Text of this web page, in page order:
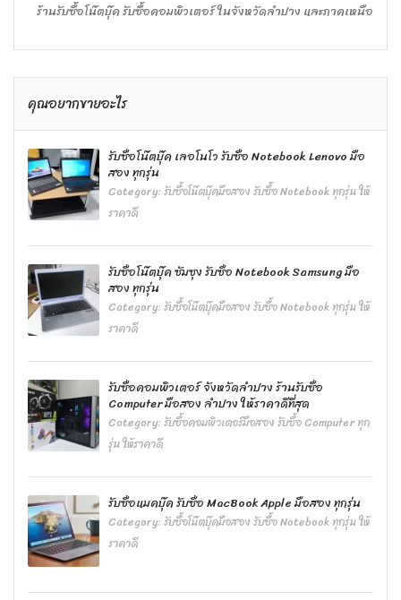
ร้านรับซื้อโน๊ตบุ๊ค รับซื้อคอมพิวเตอร์ ในจังหวัดลำปาง และภาคเหนือ
คุณอยากขายอะไร
รับซื้อโน๊ตบุ๊ค เลอโนโว รับซื้อ Notebook Lenovo มือ
สอง ทุกรุ่น
Category:รับซื้อโน๊ตบุ๊คมือสอง รับซื้อ Notebook ทุกรุ่น ให้
ราคาดี
รับซื้อโน๊ตบุ๊ค ซัมซุง รับซื้อ Notebook Samsung มือ
สอง ทุกรุ่น
Category:รับซื้อโน๊ตบุ๊คมือสอง รับซื้อ Notebook ทุกรุ่น ให้
ราคาดี
รับซื้อคอมพิวเตอร์ จังหวัดลำปาง ร้านรับซื้อ
Computer มือสอง ลำปาง ให้ราคาดีที่สุด
Category:รับซื้อคอมพิวเตอร์มือสอง รับซื้อ Computer ทุก
รุ่น ให้ราคาดี
รับซื้อแมคบุ๊ค รับซื้อ MacBook Apple มือสอง ทุกรุ่น
Category:รับซื้อโน๊ตบุ๊คมือสอง รับซื้อ Notebook ทุกรุ่น ให้
ราคาดี